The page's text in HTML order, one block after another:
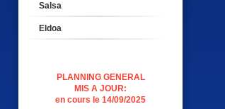
Salsa
Eldoa
PLANNING GENERAL
MIS A JOUR:
en cours le 14/09/2025